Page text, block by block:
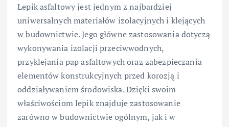
Lepik asfaltowy jest jednym z najbardziej
uniwersalnych materiałów izolacyjnych i klejących
w budownictwie. Jego główne zastosowania dotyczą
wykonywania izolacji przeciwwodnych,
przyklejania pap asfaltowych oraz zabezpieczania
elementów konstrukcyjnych przed korozją i
oddziaływaniem środowiska. Dzięki swoim
właściwościom lepik znajduje zastosowanie
zarówno w budownictwie ogólnym, jak i w